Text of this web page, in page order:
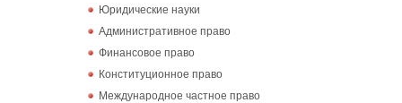
Юридические науки
Административное право
Финансовое право
Конституционное право
Международное частное право